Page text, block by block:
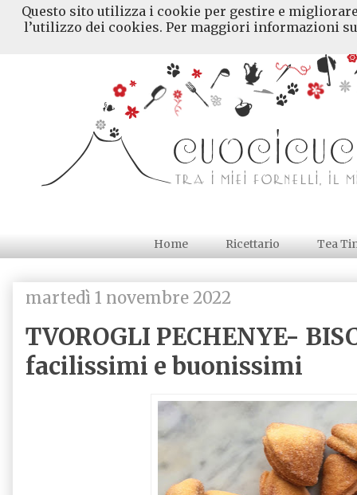
Home Ricettario Tea
martedì 1 novembre 2022
TVOROGLI PECHENYE-
facilissimi e buonissimi
Questo sito utilizza i cookie per gestire e
l’utilizzo dei cookies. Per maggiori informazioni